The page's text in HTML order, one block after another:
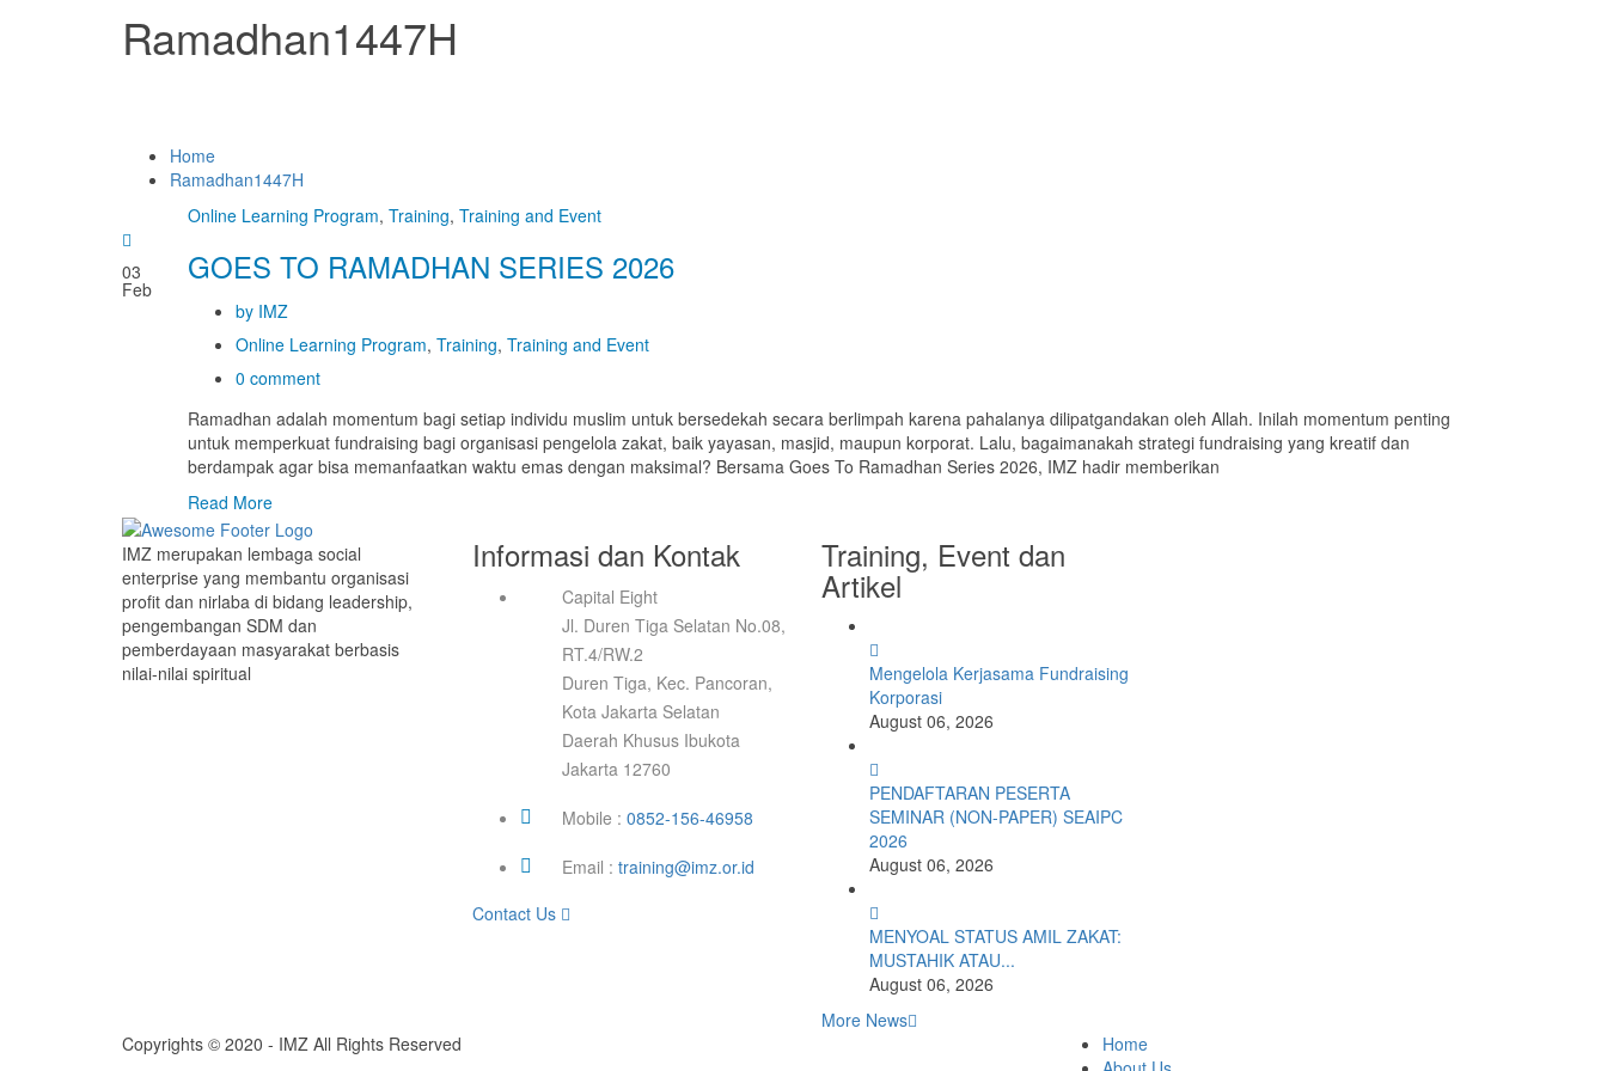
Ramadhan1447H
Home
Ramadhan1447H
03
Feb
Online Learning Program, Training, Training and Event
GOES TO RAMADHAN SERIES 2026
by IMZ
Online Learning Program, Training, Training and Event
0 comment
Ramadhan adalah momentum bagi setiap individu muslim untuk bersedekah secara berlimpah karena pahalanya dilipatgandakan oleh Allah. Inilah momentum penting
untuk memperkuat fundraising bagi organisasi pengelola zakat, baik yayasan, masjid, maupun korporat. Lalu, bagaimanakah strategi fundraising yang kreatif dan
berdampak agar bisa memanfaatkan waktu emas dengan maksimal? Bersama Goes To Ramadhan Series 2026, IMZ hadir memberikan
Read More
IMZ merupakan lembaga social
enterprise yang membantu organisasi
profit dan nirlaba di bidang leadership,
pengembangan SDM dan
pemberdayaan masyarakat berbasis
nilai-nilai spiritual
Informasi dan Kontak
Capital Eight
Jl. Duren Tiga Selatan No.08,
RT.4/RW.2
Duren Tiga, Kec. Pancoran,
Kota Jakarta Selatan
Daerah Khusus Ibukota
Jakarta 12760
Mobile : 0852-156-46958
Email : training@imz.or.id
Contact Us
Training, Event dan
Artikel
Mengelola Kerjasama Fundraising
Korporasi
August 06, 2026
PENDAFTARAN PESERTA
SEMINAR (NON-PAPER) SEAIPC
2026
August 06, 2026
MENYOAL STATUS AMIL ZAKAT:
MUSTAHIK ATAU...
August 06, 2026
More News
Copyrights © 2020 - IMZ All Rights Reserved
Home